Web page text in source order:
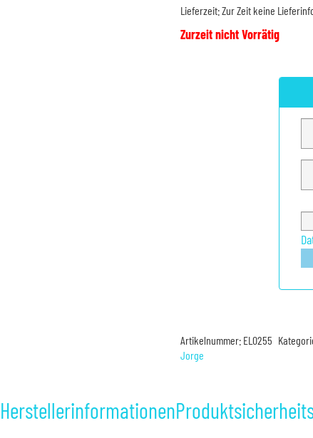
Lieferzeit:Zur Zeit keine
Zurzeit nicht Vorrätig
Artikelnummer: EL0255
Jorge
Herstellerinformationen